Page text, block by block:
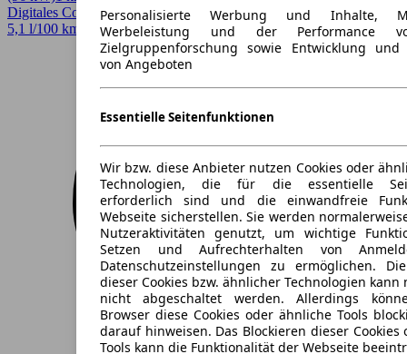
Digitales Cockpit, LED
5,1 l/100 km (komb.)* · 116 g/km CO2* · CO2-Klasse D
Personalisierte Werbung und Inhalte,
Werbeleistung und der Performance
Zielgruppenforschung sowie Entwicklung und
von Angeboten
Essentielle Seitenfunktionen
Wir bzw. diese Anbieter nutzen Cookies oder
Technologien, die für die essentielle
erforderlich sind und die einwandfreie
Webseite sicherstellen. Sie werden
Nutzeraktivitäten genutzt, um wichtige
Setzen und Aufrechterhalten von
Datenschutzeinstellungen zu ermöglichen.
dieser Cookies bzw. ähnlicher Technologien kann
nicht abgeschaltet werden. Allerdings
Browser diese Cookies oder ähnliche Tools
darauf hinweisen. Das Blockieren dieser
Tools kann die Funktionalität der Webseite